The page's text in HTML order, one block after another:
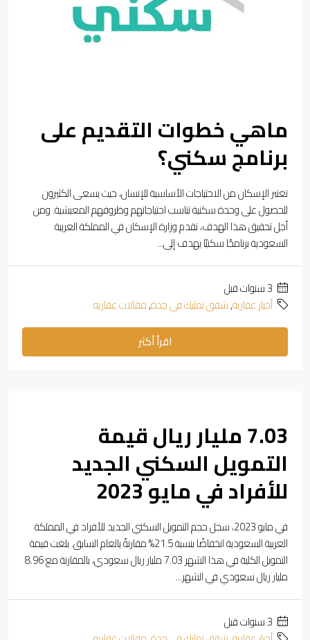
ماهي خطوات التقديم على
برنامج سكني؟
تعتبر الإسكان من الاحتياجات الأساسية للإنسان، حيث يسعى الكثيرون
للحصول على وحدة سكنية تناسب احتياجاتهم وظروفهم المعيشية. ومن
أجل تحقيق هذا الهدف، تقدم وزارة الإسكان في المملكة العربية
السعودية برنامجًا سكنيًا يهدف إلى...
أخبار عقارية,شقق تمليك في جدة,مقالات عقاريه
اقرأ أكثر
7.03 مليار ريال قيمة
التمويل السكني الجديد
للأفراد في مايو 2023
في مايو 2023، سجل حجم التمويل السكني الجديد للأفراد في المملكة
العربية السعودية انخفاضًا بنسبة 21.5% مقارنةً بالعام السابق. بلغت قيمة
التمويل الكلية في هذا الشهر 7.03 مليار ريال سعودي، بالمقارنة مع 8.96
مليار ريال سعودي في الشهر...